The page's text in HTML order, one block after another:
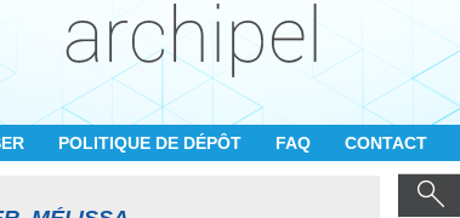
POLITIQUE DE DÉPÔT FAQ CONTACT